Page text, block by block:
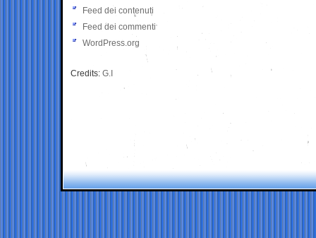
Feed dei contenuti
Feed dei commenti
WordPress.org
Credits: G.I